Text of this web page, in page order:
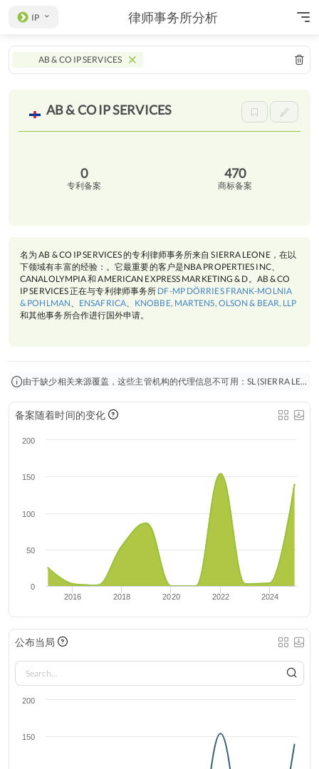
IP 律师事务所分析
AB & CO IP SERVICES
AB & CO IPSERVICES
0
专利备案
470
商标备案
名为 AB & CO IP SERVICES 的专利律师事务所来自 SIERRA LEONE，在以
下领域有丰富的经验：。它最重要的客户是NBA PROPERTIES INC、
CANALOLYMPIA 和 AMERICAN EXPRESS MARKETING & D。AB & CO
IP SERVICES 正在与专利律师事务所 DF-MP DÖRRIES FRANK-MOLNIA
& POHLMAN、 ENSAFRICA、 KNOBBE, MARTENS, OLSON & BEAR, LLP
和其他事务所合作进行国外申请。
由于缺少相关来源覆盖，这些主管机构的代理信息不可用：SL (SIERRA LEONE)。在这种情况下，仅会显示国际 申请。
备案随着时间的变化
2016 2018 2020 2022 2024
0
50
100
150
200
公布当局
150
200